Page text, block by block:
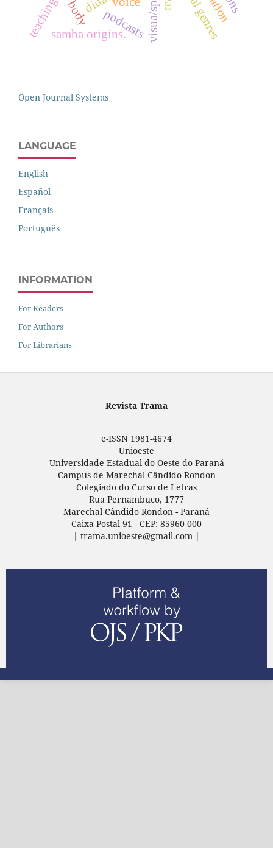
podcasts oral genres
body
teachingsamba origins.
Open Journal Systems
LANGUAGE
English
Español
Français
Português
INFORMATION
For Readers
For Authors
For Librarians
Revista Trama
e-ISSN 1981-4674
Unioeste
Universidade Estadual do Oeste do Paraná
Campus de Marechal Cândido Rondon
Colegiado do Curso de Letras
Rua Pernambuco, 1777
Marechal Cândido Rondon - Paraná
Caixa Postal 91 - CEP: 85960-000
| trama.unioeste@gmail.com |